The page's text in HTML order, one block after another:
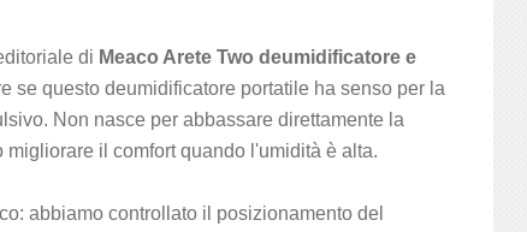
di Meaco Arete Two deumidificatore e
se questo deumidificatore portatile ha senso per la
Non nasce per abbassare direttamente la
il comfort quando l'umidità è alta.
abbiamo controllato il posizionamento del